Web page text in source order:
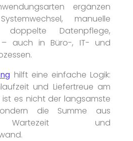
ergänzen
manuelle
doppelte Datenpflege,
– auch in Büro-, IT- und
hilft eine einfache Logik:
und Liefertreue am
ist es nicht der langsamste
die Summe aus
Wartezeit und